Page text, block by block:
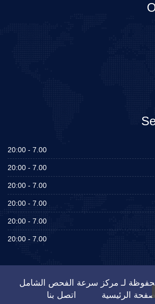
7.00 - 20:00
7.00 - 20:00
7.00 - 20:00
7.00 - 20:00
7.00 - 20:00
7.00 - 20:00
لـ مركز سرعة الفحص الشامل
الرئيسية
اتصل بنا